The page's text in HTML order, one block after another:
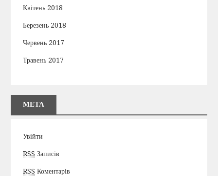
Квітень 2018
Березень 2018
Червень 2017
Травень 2017
МЕТА
Увійти
RSS Записів
RSS Коментарів